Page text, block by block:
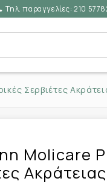
Τηλ. παραγγελίες:210
Σερβιέτες
Molicare